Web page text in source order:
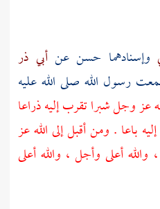
وإسنادهما حسن عنأبي ذر
رسول الله صلى الله عليه
عز وجل شبرا تقرب إليه ذراعا
باعا . ومن أقبل إلى الله عز
أعلى وأجل ، والله أعلى